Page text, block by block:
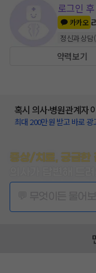
로그인
카카오
정신과 상담
약력보기
혹시 의사·병원관계자
최대 200만원 받고 바로
증상/치료, 궁금한